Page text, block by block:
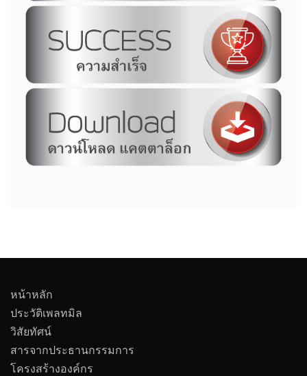
หน้าหลัก
ประวัติเพลทมิล
วิสัยทัศน์
สารจากประธานกรรมการ
โครงสร้างองค์กร